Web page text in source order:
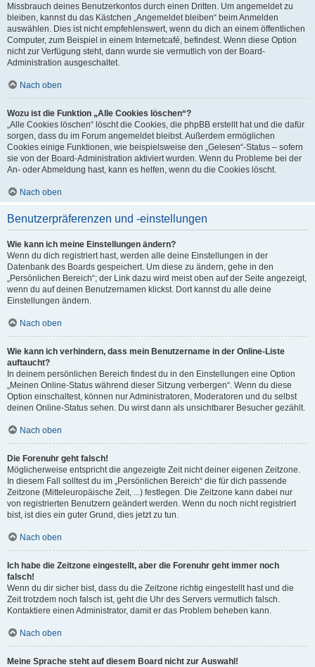
Missbrauch deines Benutzerkontos durch einen Dritten. Um angemeldet zu
bleiben, kannst du das Kästchen „Angemeldet bleiben“ beim Anmelden
auswählen. Dies ist nicht empfehlenswert, wenn du dich an einem öffentlichen
Computer, zum Beispiel in einem Internetcafé, befindest. Wenn diese Option
nicht zur Verfügung steht, dann wurde sie vermutlich von der Board-
Administration ausgeschaltet.
Nach oben
Wozu ist die Funktion „Alle Cookies löschen“?
„Alle Cookies löschen“ löscht die Cookies, die phpBB erstellt hat und die dafür
sorgen, dass du im Forum angemeldet bleibst. Außerdem ermöglichen
Cookies einige Funktionen, wie beispielsweise den „Gelesen“-Status – sofern
sie von der Board-Administration aktiviert wurden. Wenn du Probleme bei der
An- oder Abmeldung hast, kann es helfen, wenn du die Cookies löscht.
Nach oben
Benutzerpräferenzen und -einstellungen
Wie kann ich meine Einstellungen ändern?
Wenn du dich registriert hast, werden alle deine Einstellungen in der
Datenbank des Boards gespeichert. Um diese zu ändern, gehe in den
„Persönlichen Bereich“; der Link dazu wird meist oben auf der Seite angezeigt,
wenn du auf deinen Benutzernamen klickst. Dort kannst du alle deine
Einstellungen ändern.
Nach oben
Wie kann ich verhindern, dass mein Benutzername in der Online-Liste
auftaucht?
In deinem persönlichen Bereich findest du in den Einstellungen eine Option
„Meinen Online-Status während dieser Sitzung verbergen“. Wenn du diese
Option einschaltest, können nur Administratoren, Moderatoren und du selbst
deinen Online-Status sehen. Du wirst dann als unsichtbarer Besucher gezählt.
Nach oben
Die Forenuhr geht falsch!
Möglicherweise entspricht die angezeigte Zeit nicht deiner eigenen Zeitzone.
In diesem Fall solltest du im „Persönlichen Bereich“ die für dich passende
Zeitzone (Mitteleuropäische Zeit, ...) festlegen. Die Zeitzone kann dabei nur
von registrierten Benutzern geändert werden. Wenn du noch nicht registriert
bist, ist dies ein guter Grund, dies jetzt zu tun.
Nach oben
Ich habe die Zeitzone eingestellt, aber die Forenuhr geht immer noch
falsch!
Wenn du dir sicher bist, dass du die Zeitzone richtig eingestellt hast und die
Zeit trotzdem noch falsch ist, geht die Uhr des Servers vermutlich falsch.
Kontaktiere einen Administrator, damit er das Problem beheben kann.
Nach oben
Meine Sprache steht auf diesem Board nicht zur Auswahl!